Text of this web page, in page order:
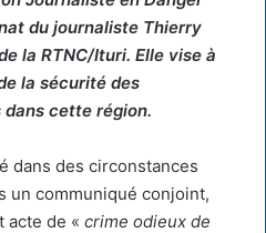
du journaliste Thierry
la RTNC/Ituri. Elle vise à
la sécurité des
dans cette région.
dans des circonstances
un communiqué conjoint,
acte de « crime odieux de